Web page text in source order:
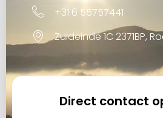
+31 6 55757441
Zuideinde 1C 2371BP,
Direct contact